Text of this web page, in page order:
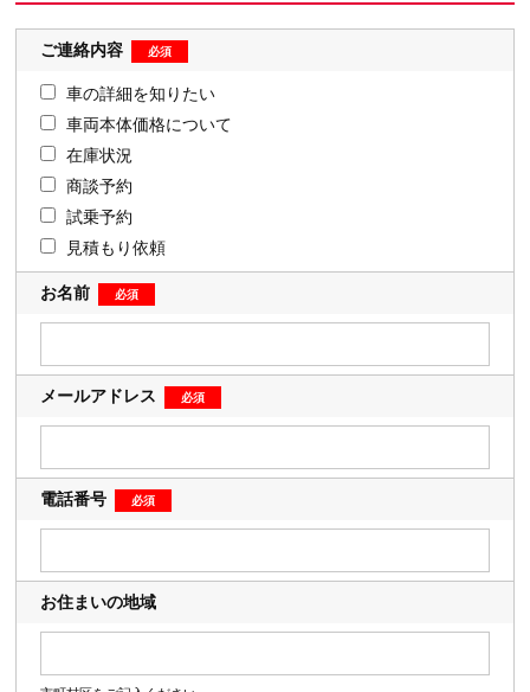
ご連絡内容
車の詳細を知りたい
車両本体価格について
在庫状況
商談予約
試乗予約
見積もり依頼
お名前
メールアドレス
電話番号
お住まいの地域